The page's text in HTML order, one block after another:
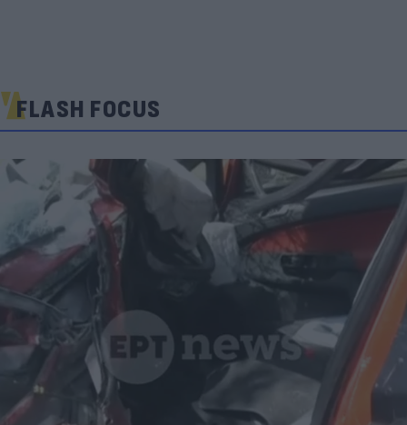
FLASH FOCUS